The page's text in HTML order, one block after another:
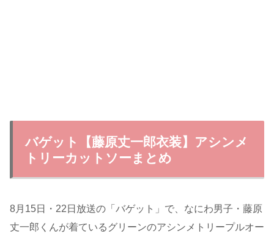
バゲット【藤原丈一郎衣装】アシンメ
トリーカットソーまとめ
8月15日・22日放送の「バゲット」で、なにわ男子・藤原
丈一郎くんが着ているグリーンのアシンメトリープルオー